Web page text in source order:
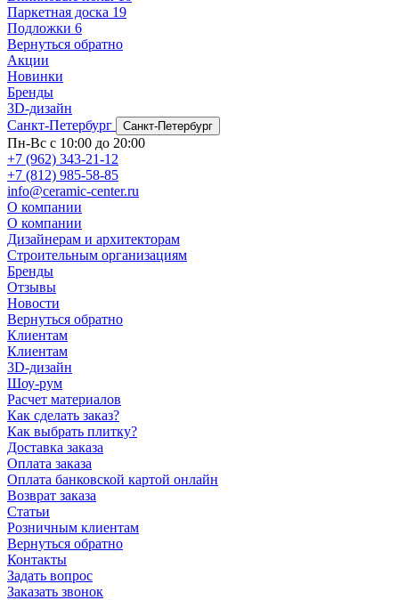
Паркетная доска 19
Подложки 6
Вернуться обратно
Акции
Новинки
Бренды
3D-дизайн
Санкт-Петербург
Санкт-Петербург
Пн-Вс с 10:00 до 20:00
+7 (962) 343-21-12
+7 (812) 985-58-85
info@ceramic-center.ru
О компании
О компании
Дизайнерам и архитекторам
Строительным организациям
Бренды
Отзывы
Новости
Вернуться обратно
Клиентам
Клиентам
3D-дизайн
Шоу-рум
Расчет материалов
Как сделать заказ?
Как выбрать плитку?
Доставка заказа
Оплата заказа
Оплата банковской картой онлайн
Возврат заказа
Статьи
Розничным клиентам
Вернуться обратно
Контакты
Задать вопрос
Заказать звонок